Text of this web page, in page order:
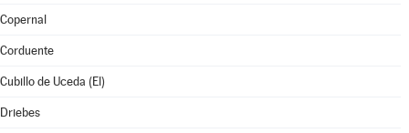
Copernal
Corduente
Cubillo de Uceda (El)
Driebes